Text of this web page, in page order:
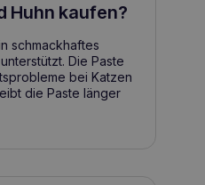
Huhn kaufen?
schmackhaftes
Die Paste
bei Katzen
die Paste länger